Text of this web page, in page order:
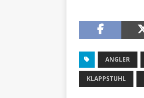
ANGLER
KLAPPSTUHL